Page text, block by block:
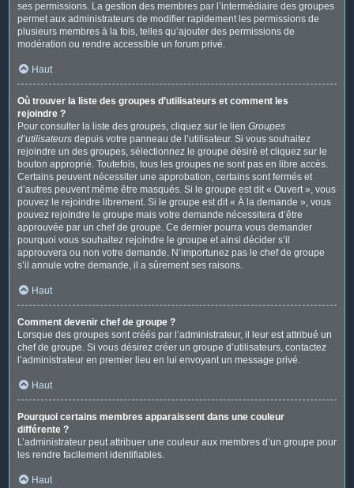
ses permissions. La gestion des membres par l’intermédiaire des groupes
permet aux administrateurs de modifier rapidement les permissions de
plusieurs membres à la fois, telles qu’ajouter des permissions de
modération ou rendre accessible un forum privé.
Haut
Où trouver la liste des groupes d’utilisateurs et comment les
rejoindre ?
Pour consulter la liste des groupes, cliquez sur le lien Groupes
d’utilisateurs depuis votre panneau de l’utilisateur. Si vous souhaitez
rejoindre un des groupes, sélectionnez le groupe désiré et cliquez sur le
bouton approprié. Toutefois, tous les groupes ne sont pas en libre accès.
Certains peuvent nécessiter une approbation, certains sont fermés et
d’autres peuvent même être masqués. Si le groupe est dit « Ouvert », vous
pouvez le rejoindre librement. Si le groupe est dit « À la demande », vous
pouvez rejoindre le groupe mais votre demande nécessitera d’être
approuvée par un chef de groupe. Ce dernier pourra vous demander
pourquoi vous souhaitez rejoindre le groupe et ainsi décider s’il
approuvera ou non votre demande. N’importunez pas le chef de groupe
s’il annule votre demande, il a sûrement ses raisons.
Haut
Comment devenir chef de groupe ?
Lorsque des groupes sont créés par l’administrateur, il leur est attribué un
chef de groupe. Si vous désirez créer un groupe d’utilisateurs, contactez
l’administrateur en premier lieu en lui envoyant un message privé.
Haut
Pourquoi certains membres apparaissent dans une couleur
différente ?
L’administrateur peut attribuer une couleur aux membres d’un groupe pour
les rendre facilement identifiables.
Haut